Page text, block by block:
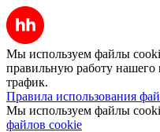
Мы используем файлы
правильную работу нашего
трафик.
Правила использования
Мы используем файлы
файлов cookie